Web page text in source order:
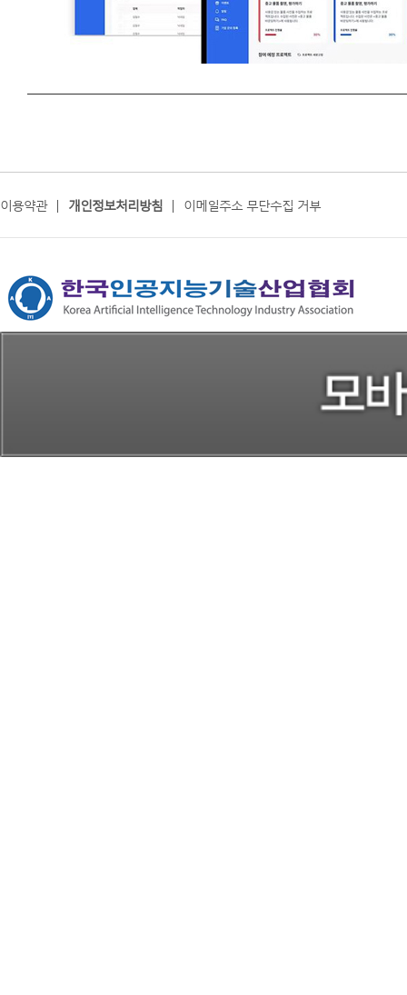
이용약관| 개인정보처리방침 | 이메일주소 무단수집 거부